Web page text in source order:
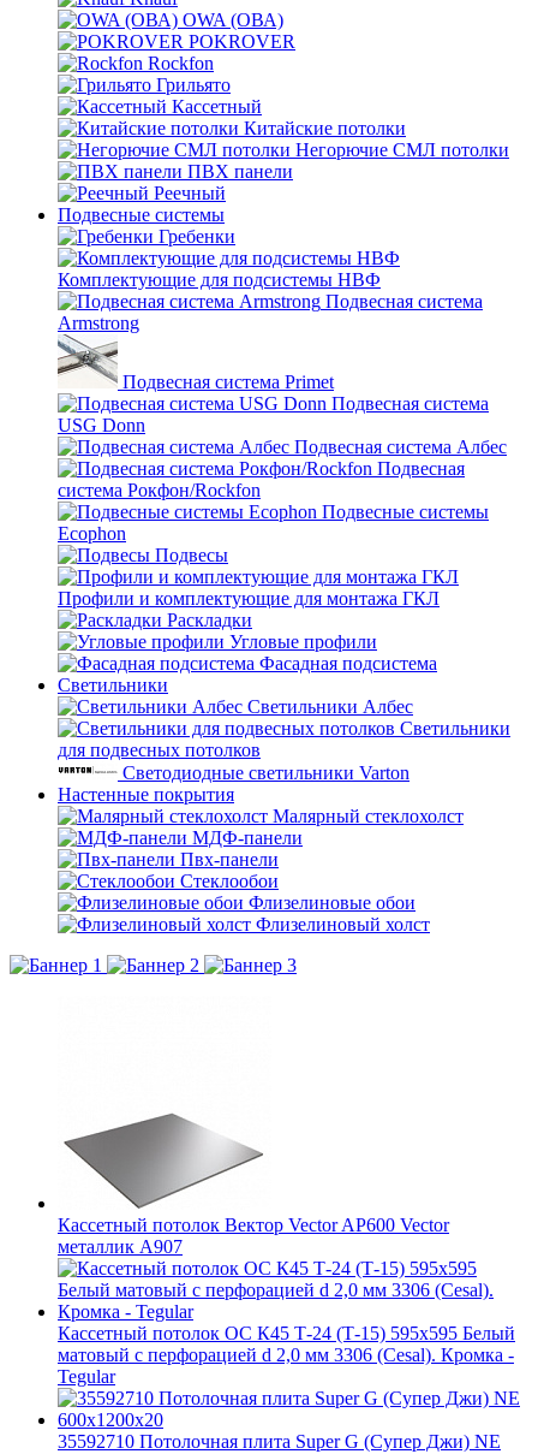
OWA (ОВА)
POKROVER
Rockfon
Грильято
Кассетный
Китайские потолки
Негорючие СМЛ потолки
ПВХ панели
Реечный
Подвесные системы
Гребенки
Комплектующие для подсистемы НВФ
Подвесная система
Armstrong
Подвесная система Primet
Подвесная система
USG Donn
Подвесная система Албес
Подвесная
система Рокфон/Rockfon
Подвесные системы
Ecophon
Подвесы
Профили и комплектующие для монтажа ГКЛ
Раскладки
Угловые профили
Фасадная подсистема
Светильники
Светильники Албес
Светильники
для подвесных потолков
Светодиодные светильники Varton
Настенные покрытия
Малярный стеклохолст
МДФ-панели
Пвх-панели
Стеклообои
Флизелиновые обои
Флизелиновый холст
Кассетный потолок Вектор Veсtor AP600 Vector
металлик А907
Кассетный потолок ОС К45 Т-24 (Т-15) 595х595 Белый
матовый с перфорацией d 2,0 мм 3306 (Cesal). Кромка -
Tegular
35592710 Потолочная плита Super G (Супер Джи) NE